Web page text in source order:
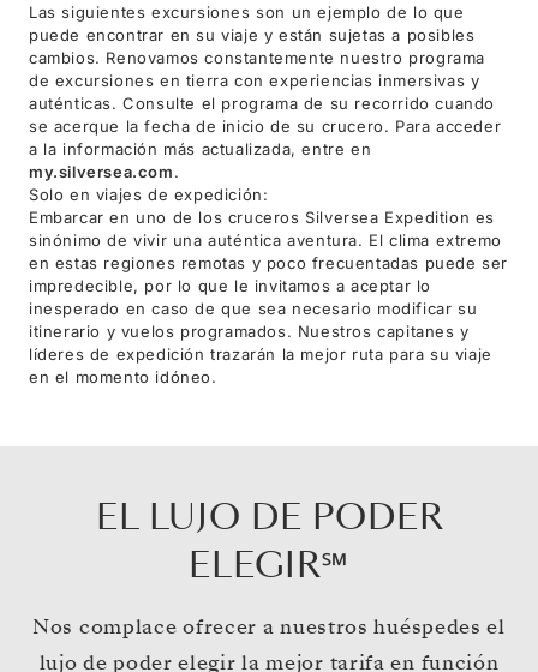
Las siguientes excursiones son un ejemplo de lo que
puede encontrar en su viaje y están sujetas a posibles
cambios. Renovamos constantemente nuestro programa
de excursiones en tierra con experiencias inmersivas y
auténticas. Consulte el programa de su recorrido cuando
se acerque la fecha de inicio de su crucero. Para acceder
a la información más actualizada, entre en
my.silversea.com.
Solo en viajes de expedición:
Embarcar en uno de los cruceros Silversea Expedition es
sinónimo de vivir una auténtica aventura. El clima extremo
en estas regiones remotas y poco frecuentadas puede ser
impredecible, por lo que le invitamos a aceptar lo
inesperado en caso de que sea necesario modificar su
itinerario y vuelos programados. Nuestros capitanes y
líderes de expedición trazarán la mejor ruta para su viaje
en el momento idóneo.
EL LUJO DE PODER
ELEGIR℠
Nos complace ofrecer a nuestros huéspedes el
lujo de poder elegir la mejor tarifa en función